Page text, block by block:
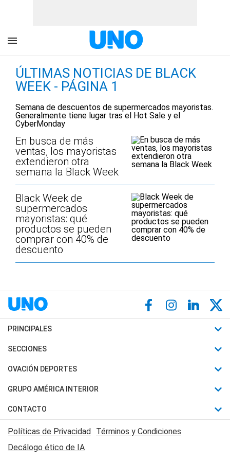
ÚLTIMAS NOTICIAS DE BLACK
WEEK - PÁGINA 1
Semana de descuentos de supermercados mayoristas.
Generalmente tiene lugar tras el Hot Sale y el
CyberMonday
En busca de más
ventas, los mayoristas
extendieron otra
semana la Black Week
Black Week de
supermercados
mayoristas: qué
productos se pueden
comprar con 40% de
descuento
PRINCIPALES
Últimas Noticias
Política
Judiciales
Economia
SECCIONES
Horóscopo
Motores
Trucos caseros
Series y Películas
Edictos y Solicitadas
OVACIÓN DEPORTES
Fútbol
Mundial
Automovilismo
Rugby
GRUPO AMÉRICA INTERIOR
Canal 7 en Vivo
CONTACTO
Acerca de Nosotros
Contactanos
Políticas de Privacidad Términos y Condiciones
Decálogo ético de IA